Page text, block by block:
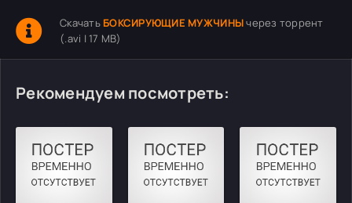
Скачать БОКСИРУЮЩИЕ МУЖЧИНЫчерез торрент
(.avi | 17 MB)
Рекомендуем посмотреть: